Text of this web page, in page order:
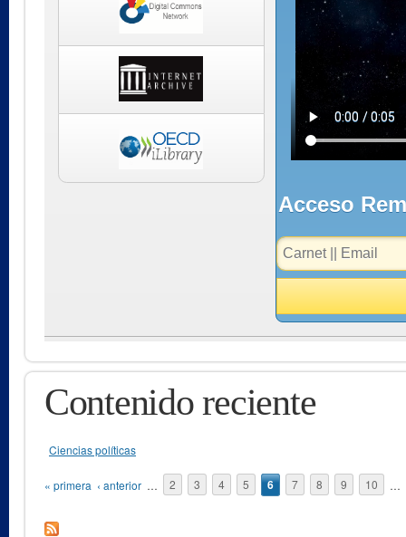
Contenido reciente
Ciencias políticas
Páginas
« primera ‹ anterior … 2 3 4 5 6 7 8 9 10 …